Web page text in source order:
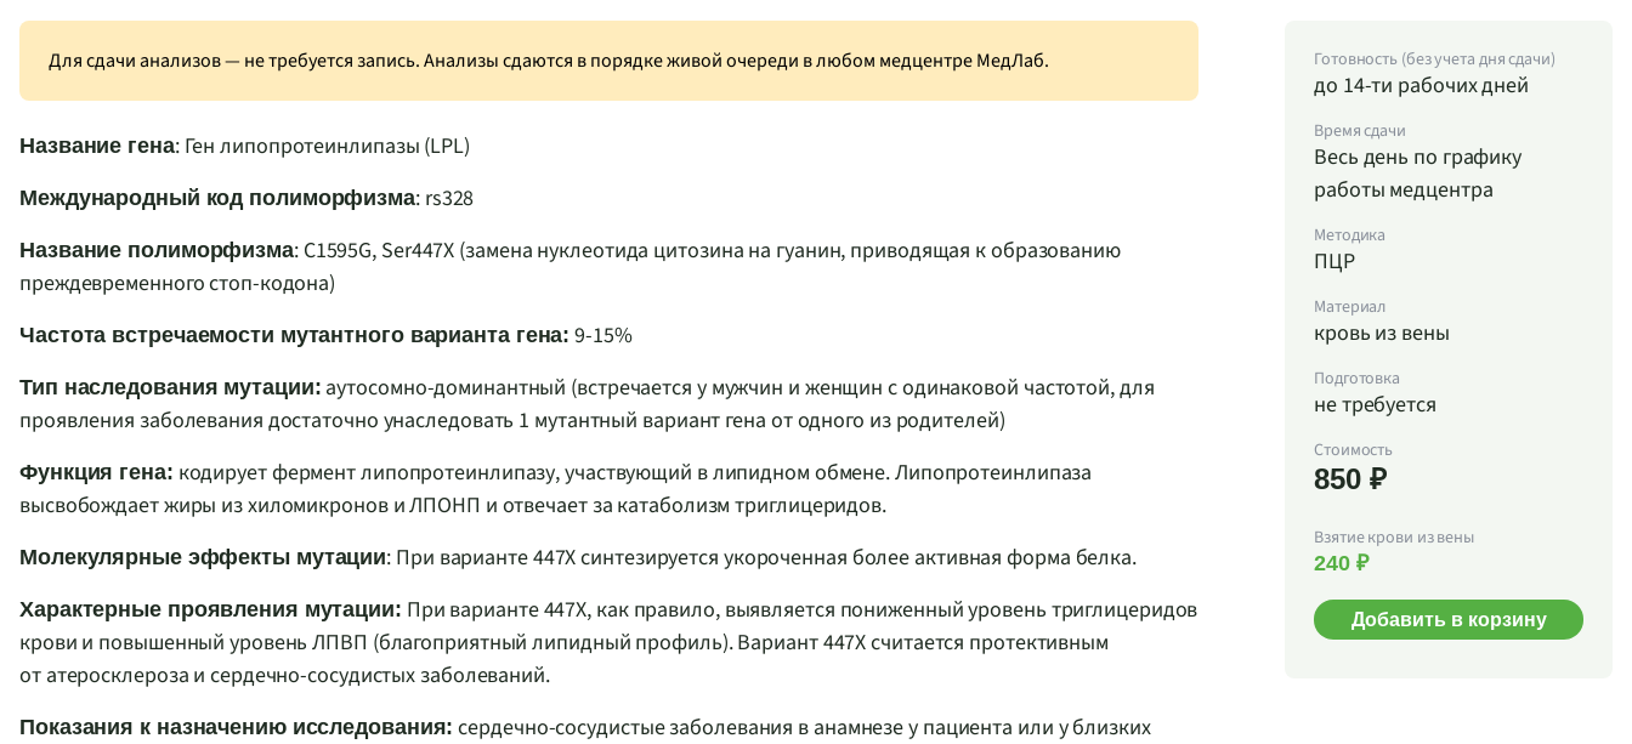
Для сдачи анализов — не требуется запись. Анализы сдаются в порядке живой очереди в любом медцентре МедЛаб.
Название гена: Ген липопротеинлипазы (LPL)
Международный код полиморфизма: rs328
Название полиморфизма: C1595G, Ser447X (замена нуклеотида цитозина на гуанин, приводящая к образованию
преждевременного стоп-кодона)
Частота встречаемости мутантного варианта гена: 9-15%
Тип наследования мутации: аутосомно-доминантный (встречается у мужчин и женщин с одинаковой частотой, для
проявления заболевания достаточно унаследовать 1 мутантный вариант гена от одного из родителей)
Функция гена: кодирует фермент липопротеинлипазу, участвующий в липидном обмене. Липопротеинлипаза
высвобождает жиры из хиломикронов и ЛПОНП и отвечает за катаболизм триглицеридов.
Молекулярные эффекты мутации: При варианте 447X синтезируется укороченная более активная форма белка.
Характерные проявления мутации: При варианте 447X, как правило, выявляется пониженный уровень триглицеридов
крови и повышенный уровень ЛПВП (благоприятный липидный профиль). Вариант 447X считается протективным
от атеросклероза и сердечно-сосудистых заболеваний.
Показания к назначению исследования: сердечно-сосудистые заболевания в анамнезе у пациента или у близких
Готовность (без учета дня сдачи)
до 14-ти рабочих дней
Время сдачи
Весь день по графику
работы медцентра
Методика
ПЦР
Материал
кровь из вены
Подготовка
не требуется
Стоимость
850 ₽
Взятие крови из вены
240 ₽
Добавить в корзину